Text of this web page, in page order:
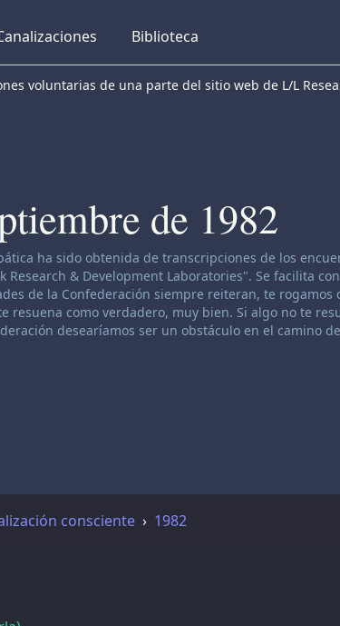
Biblioteca
voluntarias de una parte del sitio web de L/L
de 1982
de canalización:
ha sido obtenida de transcripciones de los
Research & Development Laboratories". Se facilita
de la Confederación siempre reiteran, te
resuena como verdadero, muy bien. Si algo no te
desearíamos ser un obstáculo en el camino
consciente 1982